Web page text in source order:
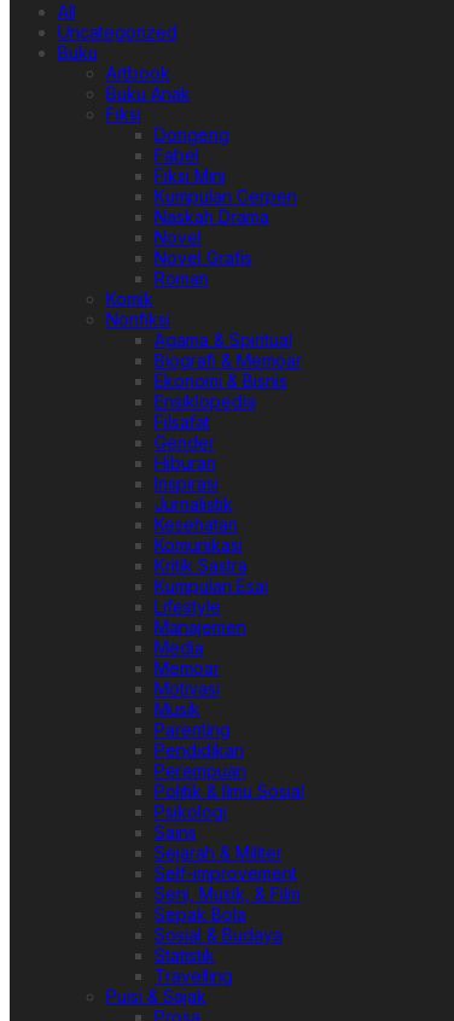
All
Uncategorized
Buku
Artbook
Buku Anak
Fiksi
Dongeng
Fabel
Fiksi Mini
Kumpulan Cerpen
Naskah Drama
Novel
Novel Grafis
Roman
Komik
Nonfiksi
Agama & Spiritual
Biografi & Memoar
Ekonomi & Bisnis
Ensiklopedia
Filsafat
Gender
Hiburan
Inspirasi
Jurnalistik
Kesehatan
Komunikasi
Kritik Sastra
Kumpulan Esai
Lifestyle
Manajemen
Media
Memoar
Motivasi
Musik
Parenting
Pendidikan
Perempuan
Politik & Ilmu Sosial
Psikologi
Sains
Sejarah & Militer
Self-improvement
Seni, Musik, & Film
Sepak Bola
Sosial & Budaya
Statistik
Travelling
Puisi & Sajak
Prosa